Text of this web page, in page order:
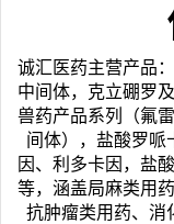
诚汇医药主营产品
中间体，克立硼罗
兽药产品系列（氟
间体），盐酸罗哌
因、利多卡因，盐
等，涵盖局麻类用
抗肿瘤类用药、消